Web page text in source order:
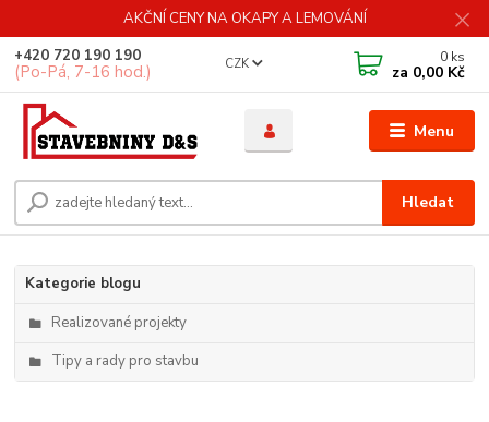
AKČNÍ CENY NA OKAPY A LEMOVÁNÍ
Menu
CZK
Hledat
+420 720 190 190
(Po-Pá, 7-16 hod.)
0 ks
za 0,00 Kč
Kategorie blogu
Realizované projekty
Tipy a rady pro stavbu